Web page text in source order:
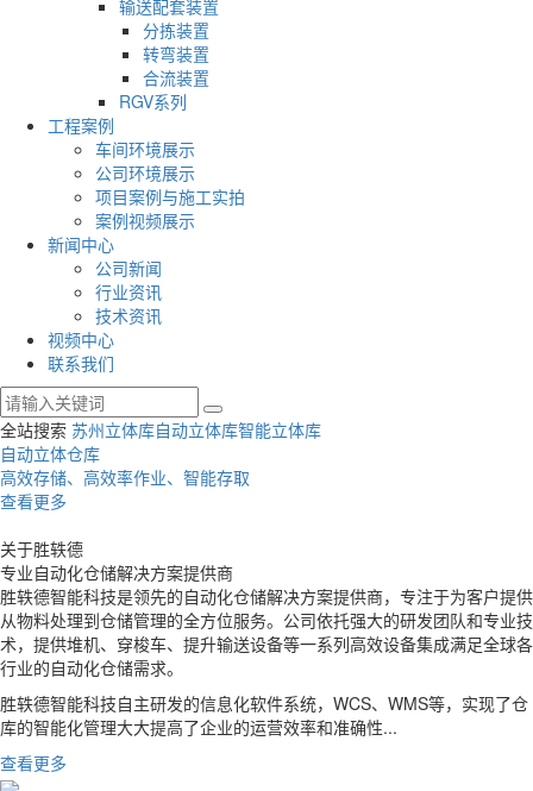
输送配套装置
分拣装置
转弯装置
合流装置
RGV系列
工程案例
车间环境展示
公司环境展示
项目案例与施工实拍
案例视频展示
新闻中心
公司新闻
行业资讯
技术资讯
视频中心
联系我们
全站搜索 苏州立体库自动立体库智能立体库
自动立体仓库
高效存储、高效率作业、智能存取
查看更多
关于胜轶德
专业自动化仓储解决方案提供商
胜轶德智能科技是领先的自动化仓储解决方案提供商，专注于为客户提供
从物料处理到仓储管理的全方位服务。公司依托强大的研发团队和专业技
术，提供堆机、穿梭车、提升输送设备等一系列高效设备集成满足全球各
行业的自动化仓储需求。
胜轶德智能科技自主研发的信息化软件系统，WCS、WMS等，实现了仓
库的智能化管理大大提高了企业的运营效率和准确性...
查看更多